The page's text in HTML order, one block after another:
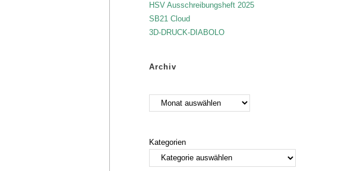
HSV Ausschreibungsheft 2025
SB21 Cloud
3D-DRUCK-DIABOLO
Archiv
Kategorien